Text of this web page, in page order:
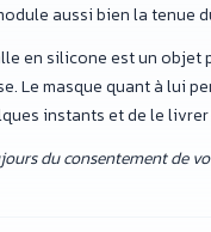
aussi bien la tenue
en silicone est un
Le masque quant à lui
instants et de le
du consentement de